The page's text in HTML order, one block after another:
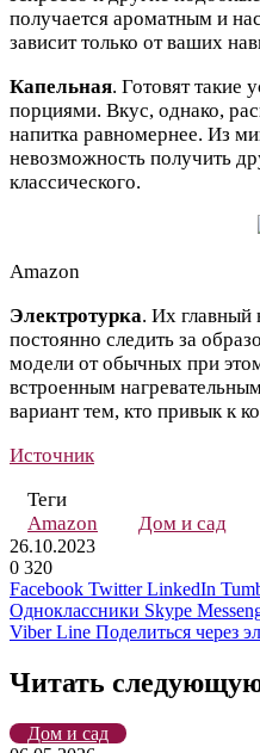
получается ароматным и
зависит только от ваших
Капельная. Готовят такие
порциями. Вкус, однако,
напитка равномернее. Из
невозможность получить
классического.
Amazon
Электротурка. Их главный
постоянно следить за
модели от обычных при
встроенным
вариант тем, кто привык к
Источник
Теги
Amazon
Дом и сад
26.10.2023
0 320
Facebook Twitter LinkedIn
Одноклассники Skype
Viber Line Поделиться через
Читать
Дом и сад